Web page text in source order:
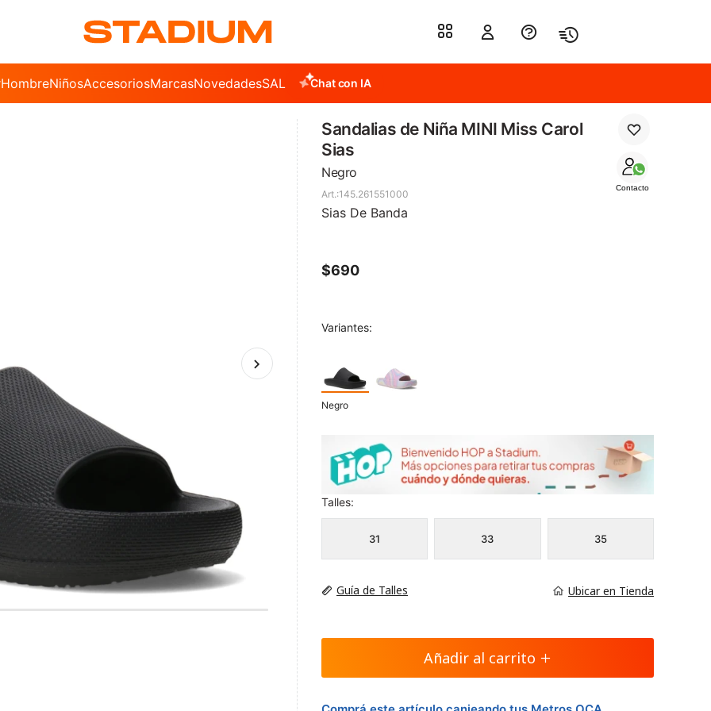
HombreNiñosAccesoriosMarcasNovedadesSALE Chat con IA
Sandalias de Niña MINI Miss Carol
Sias
Negro
Contacto
145.261551000
Sias De Banda
$690
Variantes:
Negro
Talles:
31 33 35
Guía de Talles Ubicar en Tienda
Añadir al carrito